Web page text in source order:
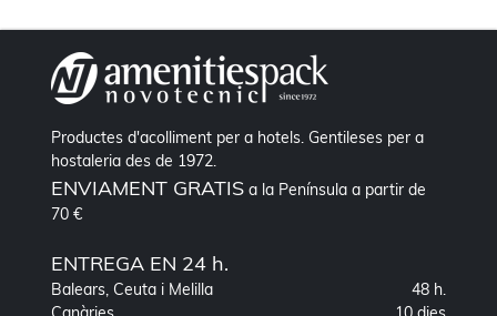
Productes d'acolliment per a hotels. Gentileses per a
hostaleria des de 1972.
ENVIAMENT GRATISa la Península a partir de
70 €
ENTREGA EN 24 h.
Balears, Ceuta i Melilla
48 h.